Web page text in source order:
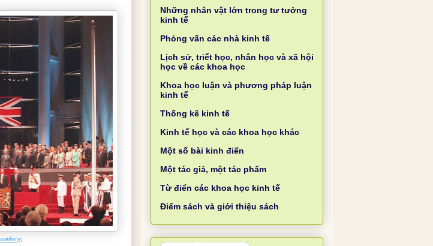
)
Những nhân vật lớn trong tư tưởng
kinh tế
Phỏng vấn các nhà kinh tế
Lịch sử, triết học, nhân học và xã hội
học về các khoa học
Khoa học luận và phương pháp luận
kinh tế
Thống kê kinh tế
Kinh tế học và các khoa học khác
Một số bài kinh điển
Một tác giả, một tác phẩm
Từ điển các khoa học kinh tế
Điểm sách và giới thiệu sách